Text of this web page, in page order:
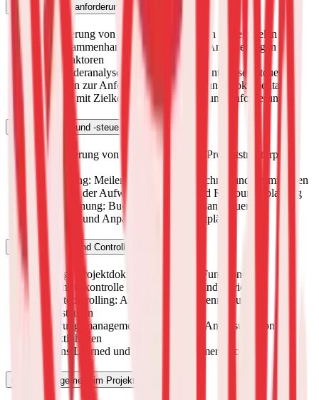
Projektziele & -anforderungen
Formulierung von klaren und messbaren Projektzielen
Der Zusammenhang zwischen Zielen, Anforderungen und
Erfolgsfaktoren
Stakeholderanalyse: Erwartungen und Interessen steuern
Methoden zur Anforderungserhebung und -dokumentation
Umgang mit Zielkonflikten und Änderungsanforderungen
Projektplanung und -steuerung
Strukturierung von Projekten mit dem Projektstrukturplan
(PSP)
Zeitplanung: Meilensteine, Netzplantechnik und Terminlisten
Methoden der Aufwandsschätzung und Ressourcenplanung
Kostenplanung: Budgetierung und Finanzsteuerung
Steuerung und Anpassung von Projektplänen
Dokumentation und Controlling
Wichtige Projektdokumente und ihre Funktionen
Fortschrittskontrolle mit Kennzahlen und Berichten
Projektcontrolling: Abweichungen erkennen und
gegensteuern
Änderungsmanagement: Strukturierte Anpassung von
Projektinhalten
Lessons Learned und Abschlussdokumentation
Risikomanagement im Projekt